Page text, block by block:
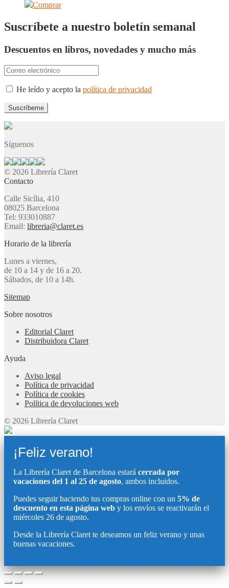
Comprar
Suscríbete a nuestro boletín semanal
Descuentos en libros, novedades y mucho más
He leído y acepto la política de privacidad
Síguenos
© 2026 Librería Claret
Contacto
Calle Sicília, 410
08025 Barcelona
Tel: 933010887
Email: libreria@claret.es
Horario de la librería
Lunes a viernes,
de 10 a 14 y de 16 a 20.
Sábados, de 10 a 14h.
Sitemap
Sobre nosotros
Editorial Claret
Distribuidora Claret
Ayuda
Aviso legal
Política de privacidad
Política de cookies
Política de devoluciones web
© 2026 Librería Claret
¡Feliz verano!
La Librería Claret de Barcelona estará cerrada por
vacaciones del 1 al 25 de agosto, ambos incluidos.
Puedes seguir haciendo tus compras online con un 5% de
descuento en esta página web y los envíos se reactivarán el
miércoles 26 de agosto.
Desde la Librería Claret te deseamos un feliz verano y unas
buenas vacaciones.